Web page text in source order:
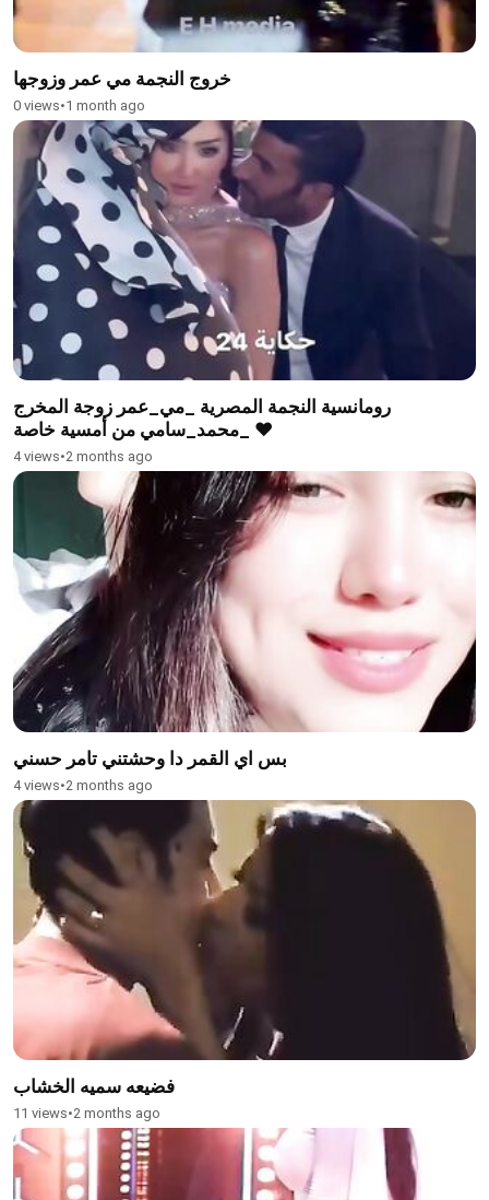
خروج النجمة مي عمر وزوجها
0 views•1 month ago
رومانسية النجمة المصرية _مي_عمر زوجة المخرج
_محمد_سامي من أمسية خاصة ❤️
4 views•2 months ago
بس اي القمر دا وحشتني تامر حسني
4 views•2 months ago
فضيعه سميه الخشاب
11 views•2 months ago